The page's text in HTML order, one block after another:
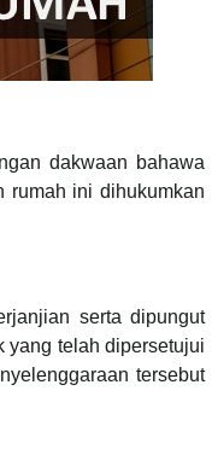
dakwaan bahawa
rumah ini dihukumkan
serta dipungut
yang telah dipersetujui
tersebut